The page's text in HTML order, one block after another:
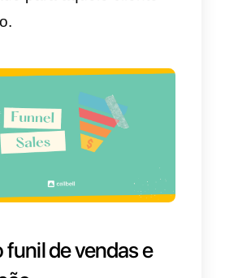
de outra perspectiva,
certo chegue ao
certo.
se trata de oferecer um
e/ou produto de
, É insuficiente. A venda